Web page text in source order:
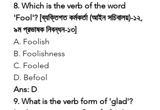
8. Which is the verb of the word
'Fool'? [ব্যক্তিগত কর্মকর্তা (আইন সচিবালয়)-১২,
৯ম প্রভাষক নিবন্ধন-১৩]
A. Foolish
B. Foolishness
C. Fooled
D. Befool
Ans: D
9. What is the verb form of 'glad'?